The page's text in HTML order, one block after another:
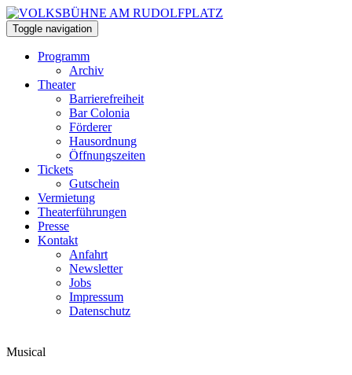
Toggle navigation
Programm
Archiv
Theater
Barrierefreiheit
Bar Colonia
Förderer
Hausordnung
Öffnungszeiten
Tickets
Gutschein
Vermietung
Theaterführungen
Presse
Kontakt
Anfahrt
Newsletter
Jobs
Impressum
Datenschutz
Musical